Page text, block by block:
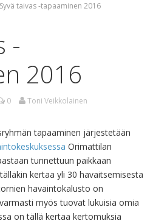
Syvä taivas -tapaaminen 2016
-
2016
0 Toni Veikkolainen
tapaaminen järjestetään
Orimattilan
tunnettuun paikkaan
kertaa yli 30 havaitsemisesta
havaintokalusto on
myös tuovat lukuisia omia
on tällä kertaa kertomuksia